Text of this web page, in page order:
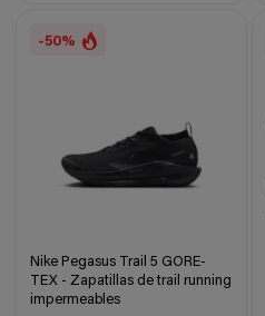
-50%
Nike Pegasus Trail 5 GORE-
TEX - Zapatillas de trail running
impermeables